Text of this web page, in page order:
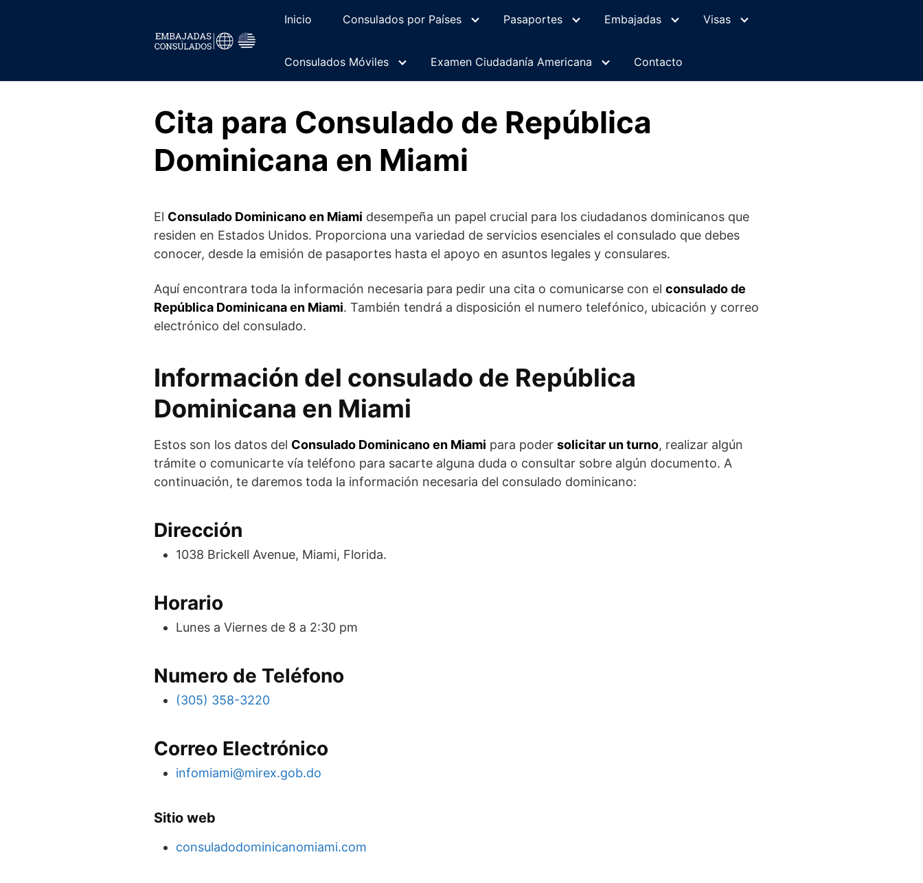
Inicio Consulados por Países Pasaportes Embajadas Visas
Consulados Móviles Examen Ciudadanía Americana Contacto
Cita para Consulado de República
Dominicana en Miami
El Consulado Dominicano en Miami desempeña un papel crucial para los ciudadanos dominicanos que
residen en Estados Unidos. Proporciona una variedad de servicios esenciales el consulado que debes
conocer, desde la emisión de pasaportes hasta el apoyo en asuntos legales y consulares.
Aquí encontrara toda la información necesaria para pedir una cita o comunicarse con el consulado de
República Dominicana en Miami. También tendrá a disposición el numero telefónico, ubicación y correo
electrónico del consulado.
Información del consulado de República
Dominicana en Miami
Estos son los datos del Consulado Dominicano en Miami para poder solicitar un turno, realizar algún
trámite o comunicarte vía teléfono para sacarte alguna duda o consultar sobre algún documento. A
continuación, te daremos toda la información necesaria del consulado dominicano:
Dirección
1038 Brickell Avenue, Miami, Florida.
Horario
Lunes a Viernes de 8 a 2:30 pm
Numero de Teléfono
(305) 358-3220
Correo Electrónico
infomiami@mirex.gob.do
Sitio web
consuladodominicanomiami.com